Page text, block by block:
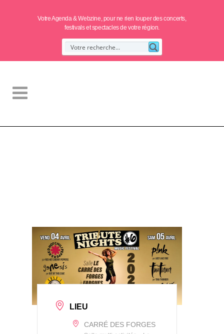
Votre Agenda & Webzine, pour ne rien louper des concerts,
festivals et spectacles de votre région.
LIEU
CARRÉ DES FORGES